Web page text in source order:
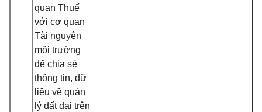
quan Thuế
với cơ quan
Tài nguyên
môi trường
để chia sẻ
thông tin, dữ
liệu về quản
lý đất đai trên